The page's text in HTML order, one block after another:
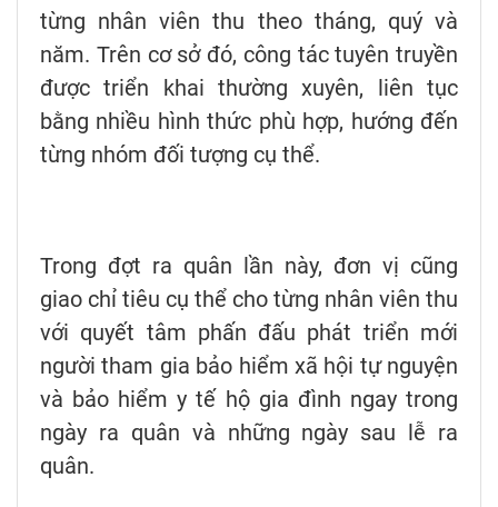
từng nhân viên thu theo tháng, quý và
năm. Trên cơ sở đó, công tác tuyên truyền
được triển khai thường xuyên, liên tục
bằng nhiều hình thức phù hợp, hướng đến
từng nhóm đối tượng cụ thể.
Trong đợt ra quân lần này, đơn vị cũng
giao chỉ tiêu cụ thể cho từng nhân viên thu
với quyết tâm phấn đấu phát triển mới
người tham gia bảo hiểm xã hội tự nguyện
và bảo hiểm y tế hộ gia đình ngay trong
ngày ra quân và những ngày sau lễ ra
quân.